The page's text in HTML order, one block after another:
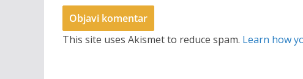
This site uses Akismet to reduce spam. Learn how